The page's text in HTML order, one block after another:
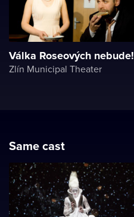
Válka Roseových nebude!
Zlín Municipal Theater
Same cast